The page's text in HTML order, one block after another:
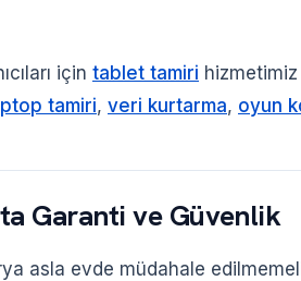
için tablet tamiri
tamiri, veri kurtarma, oyun
Garanti ve Güvenlik
asla evde müdahale